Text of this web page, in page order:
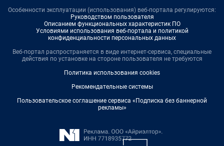
Особенности эксплуатации (использования) веб-портала регулируются:
Руководством пользователя
Описанием функциональных характеристик ПО
Условиями использования веб-портала и политикой
конфиденциальности персональных данных
Веб-портал распространяется в виде интернет-сервиса, специальные
действия по установке на стороне пользователя не требуются
Политика использования cookies
Рекомендательные системы
Пользовательское соглашение сервиса «Подписка без баннерной
рекламы»